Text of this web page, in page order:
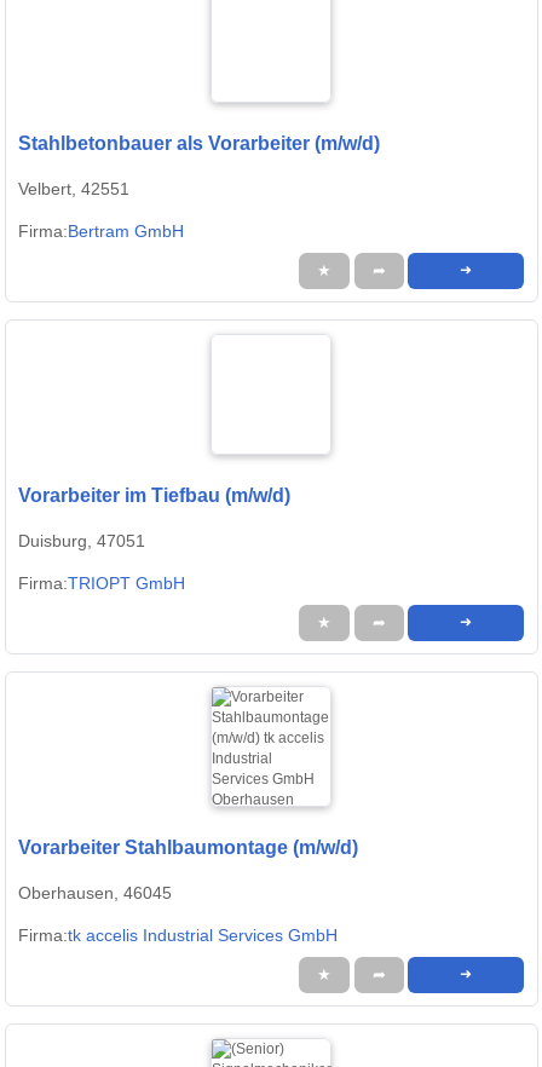
Stahlbetonbauer als Vorarbeiter (m/w/d)
Velbert, 42551
Firma:Bertram GmbH
★ ➦ ➜
Vorarbeiter im Tiefbau (m/w/d)
Duisburg, 47051
Firma:TRIOPT GmbH
★ ➦ ➜
Vorarbeiter Stahlbaumontage (m/w/d)
Oberhausen, 46045
Firma:tk accelis Industrial Services GmbH
★ ➦ ➜